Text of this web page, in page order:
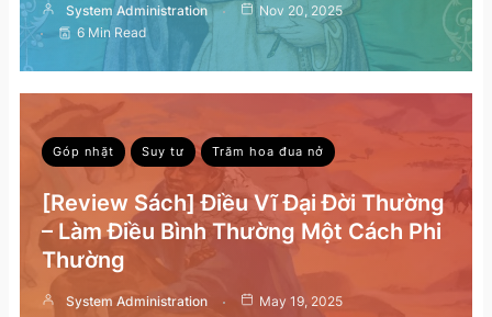
System Administration
Nov 20, 2025
6 Min Read
Góp nhặt Suy tư Trăm hoa đua nở
[Review Sách] Điều Vĩ Đại Đời Thường
– Làm Điều Bình Thường Một Cách Phi
Thường
System Administration May 19, 2025